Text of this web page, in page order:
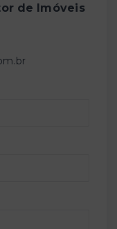
de Imóveis